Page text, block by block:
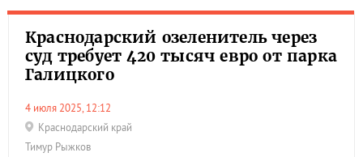
Краснодарский озеленитель через
суд требует 420 тысяч евро от парка
Галицкого
4 июля 2025, 12:12
Краснодарский край
Тимур Рыжков